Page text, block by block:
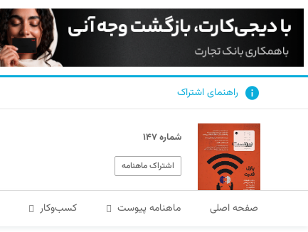
راهنمای اشتراک
شماره ۱۴۷
اشتراک ماهنامه
صفحه اصلی ماهنامه پیوست کسب‌و‌کار